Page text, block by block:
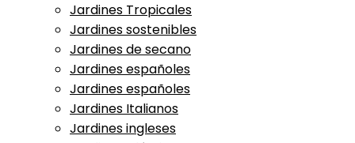
Jardines Tropicales
Jardines sostenibles
Jardines de secano
Jardines españoles
Jardines españoles
Jardines Italianos
Jardines ingleses